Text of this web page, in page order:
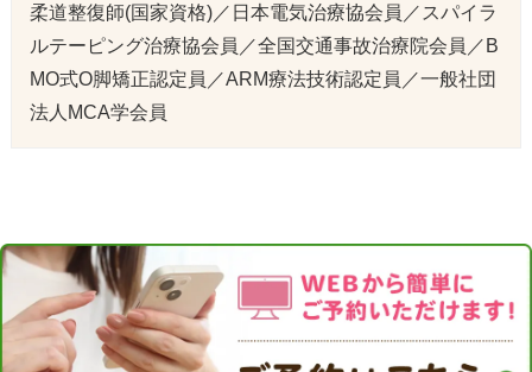
柔道整復師(国家資格)／日本電気治療協会員／スパイラ
ルテーピング治療協会員／全国交通事故治療院会員／B
MO式O脚矯正認定員／ARM療法技術認定員／一般社団
法人MCA学会員